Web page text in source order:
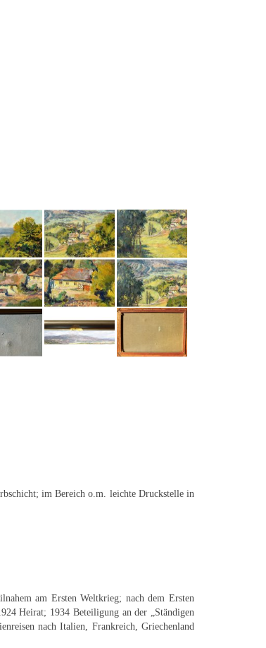
im Bereich o.m. leichte Druckstelle in
am Ersten Weltkrieg; nach dem Ersten
Heirat; 1934 Beteiligung an der „Ständigen
nach Italien, Frankreich, Griechenland